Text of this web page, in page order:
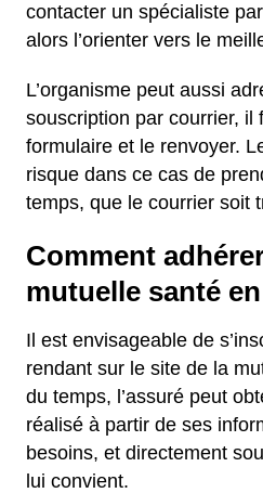
contacter un spécialiste
alors l’orienter vers le
L’organisme peut aussi
souscription par courrier, il
formulaire et le renvoyer.
risque dans ce cas de
temps, que le courrier soit
Comment
mutuelle santé
Il est envisageable de
rendant sur le site de la
du temps, l’assuré peut
réalisé à partir de ses
besoins, et directement
lui convient.